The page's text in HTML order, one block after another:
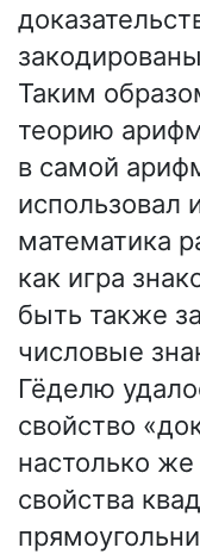
Таким
теорию
в самой
использовал
математика
как игра
быть также
числовые
Гёделю
свойство
настолько
свойства